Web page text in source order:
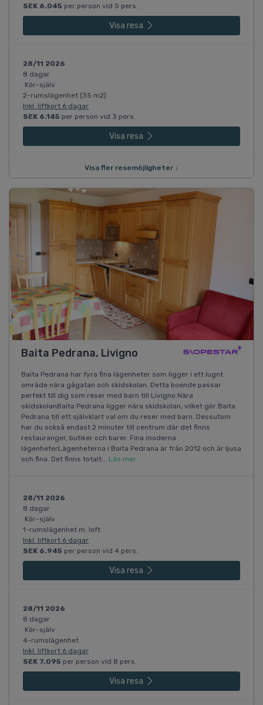
SEK 6.045 per person vid 5 pers.
Visa resa
28/11 2026
8 dagar
Kör-själv
2-rumslägenhet (35 m2)
Inkl. liftkort 6 dagar
SEK 6.145 per person vid 3 pers.
Visa resa
Visa fler resemöjligheter ↓
Baita Pedrana, Livigno
Baita Pedrana har fyra fina lägenheter som ligger i ett lugnt
område nära gågatan och skidskolan. Detta boende passar
perfekt till dig som reser med barn till Livigno.Nära
skidskolanBaita Pedrana ligger nära skidskolan, vilket gör Baita
Pedrana till ett självklart val om du reser med barn. Dessutom
har du också endast 2 minuter till centrum där det finns
restauranger, butiker och barer. Fina moderna
lägenheterLägenheterna i Baita Pedrana är från 2012 och är ljusa
och fina. Det finns totalt... Läs mer
28/11 2026
8 dagar
Kör-själv
1-rumslägenhet m. loft
Inkl. liftkort 6 dagar
SEK 6.945 per person vid 4 pers.
Visa resa
28/11 2026
8 dagar
Kör-själv
4-rumslägenhet
Inkl. liftkort 6 dagar
SEK 7.095 per person vid 8 pers.
Visa resa